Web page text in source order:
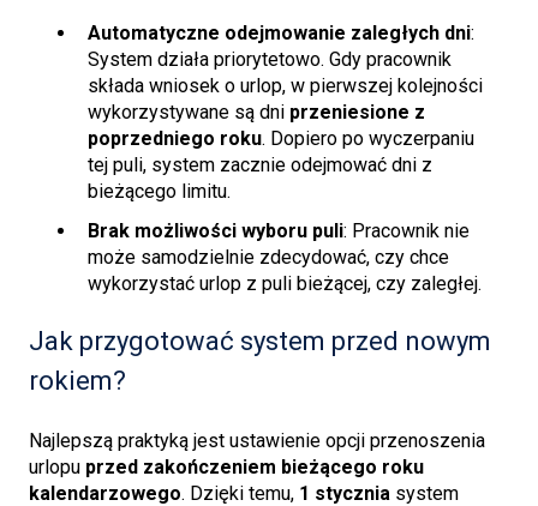
Automatyczne odejmowanie zaległych dni:
System działa priorytetowo. Gdy pracownik
składa wniosek o urlop, w pierwszej kolejności
wykorzystywane są dni przeniesione z
poprzedniego roku. Dopiero po wyczerpaniu
tej puli, system zacznie odejmować dni z
bieżącego limitu.
Brak możliwości wyboru puli: Pracownik nie
może samodzielnie zdecydować, czy chce
wykorzystać urlop z puli bieżącej, czy zaległej.
Jak przygotować system przed nowym
rokiem?
Najlepszą praktyką jest ustawienie opcji przenoszenia
urlopu przed zakończeniem bieżącego roku
kalendarzowego. Dzięki temu, 1 stycznia system